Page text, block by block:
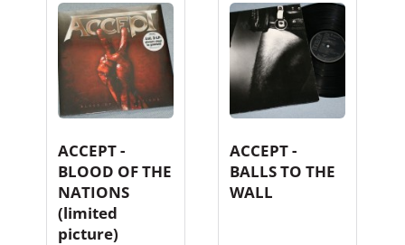
ACCEPT -
BLOOD OF THE
NATIONS
(limited
picture)
ACCEPT -
BALLS TO THE
WALL